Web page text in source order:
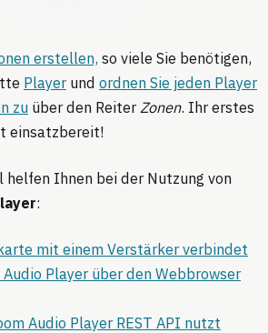
erstellen, so viele Sie benötigen,
Playerund ordnen Sie jeden Player
zu über den ReiterZonen. Ihr erstes
einsatzbereit!
helfen Ihnen bei der Nutzung von
:
mit einem Verstärker verbindet
Player über den Webbrowser
Audio Player REST API nutzt